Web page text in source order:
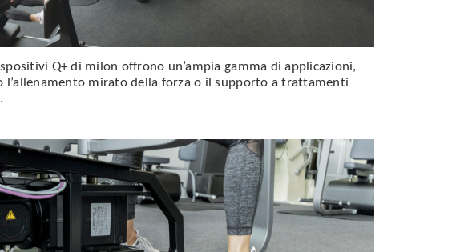
Q+ di milon offrono un’ampia gamma di applicazioni,
l’allenamento mirato della forza o il supporto a trattamenti